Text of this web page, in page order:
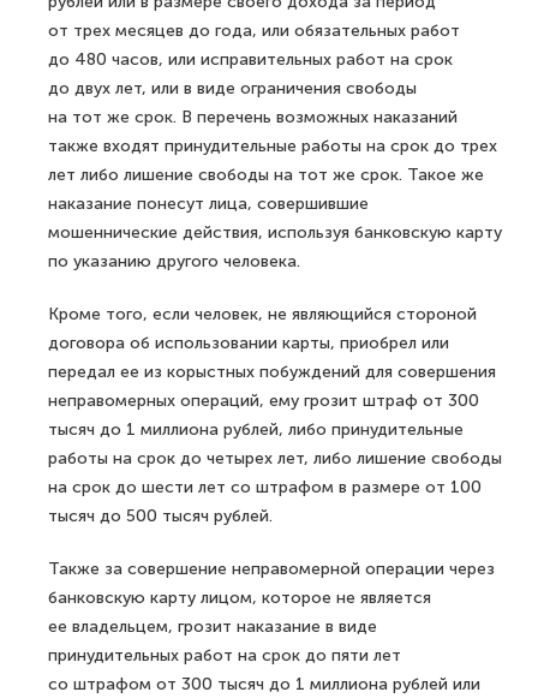
от трех месяцев до года, или обязательных работ
до 480 часов, или исправительных работ на срок
до двух лет, или в виде ограничения свободы
на тот же срок. В перечень возможных наказаний
также входят принудительные работы на срок до трех
лет либо лишение свободы на тот же срок. Такое же
наказание понесут лица, совершившие
мошеннические действия, используя банковскую карту
по указанию другого человека.
Кроме того, если человек, не являющийся стороной
договора об использовании карты, приобрел или
передал ее из корыстных побуждений для совершения
неправомерных операций, ему грозит штраф от 300
тысяч до 1 миллиона рублей, либо принудительные
работы на срок до четырех лет, либо лишение свободы
на срок до шести лет со штрафом в размере от 100
тысяч до 500 тысяч рублей.
Также за совершение неправомерной операции через
банковскую карту лицом, которое не является
ее владельцем, грозит наказание в виде
принудительных работ на срок до пяти лет
со штрафом от 300 тысяч до 1 миллиона рублей или